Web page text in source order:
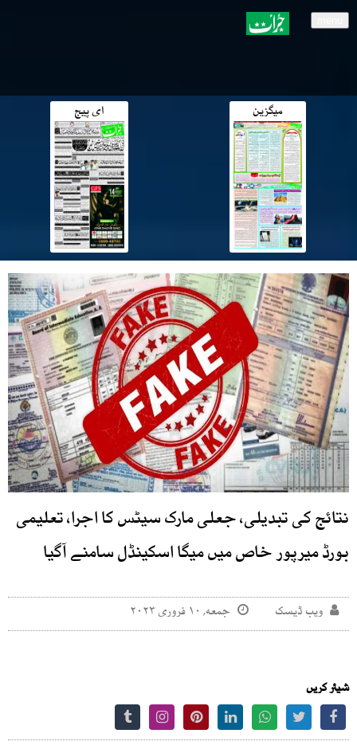
میگزین ای پیج
نتائج کی تبدیلی، جعلی مارک سیٹس کا اجرا، تعلیمی
بورڈ میرپور خاص میں میگا اسکینڈل سامنے آگیا
ویب ڈیسک جمعه, ۱۰ فروری ۲۰۲۳
شیئر کریں